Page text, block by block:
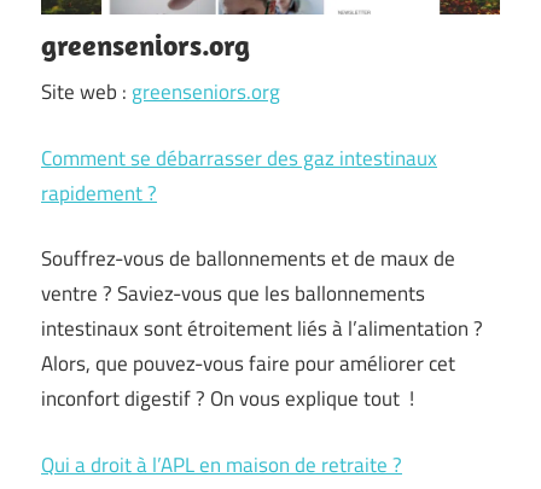
greenseniors.org
Site web :greenseniors.org
Comment se débarrasser des gaz intestinaux
rapidement ?
Souffrez-vous de ballonnements et de maux de
ventre ? Saviez-vous que les ballonnements
intestinaux sont étroitement liés à l’alimentation ?
Alors, que pouvez-vous faire pour améliorer cet
inconfort digestif ? On vous explique tout !
Qui a droit à l’APL en maison de retraite ?